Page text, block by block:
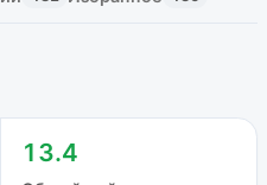
13.4